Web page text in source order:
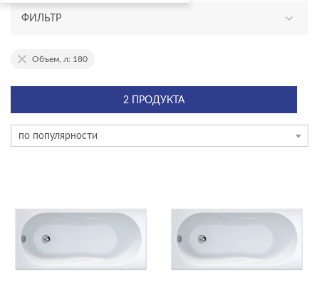
ФИЛЬТР
АССОРТИМЕНТ
Длина, см
Высота, см
2 ПРОДУКТА
по популярности
Объем, л: 180